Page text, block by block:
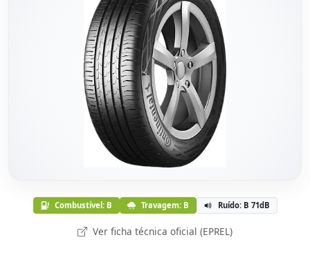
Combustível: B Travagem: B Ruído: B 71dB
Ver ficha técnica oficial (EPREL)